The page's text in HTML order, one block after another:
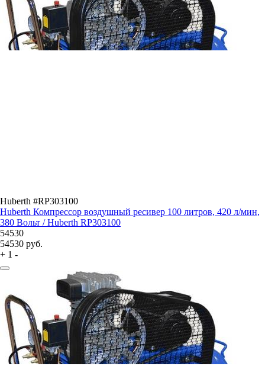
Huberth #RP303100
Huberth Компрессор воздушный ресивер 100 литров, 420 л/мин,
380 Вольт / Huberth RP303100
54530
54530 руб.
+ 1 -